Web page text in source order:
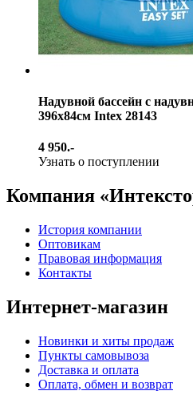
Надувной бассейн с
396х84см Intex 28143
4 950.-
Узнать о поступлении
Компания
История компании
Оптовикам
Правовая информация
Контакты
Интернет-магазин
Новинки и хиты продаж
Пункты самовывоза
Доставка и оплата
Оплата, обмен и возврат